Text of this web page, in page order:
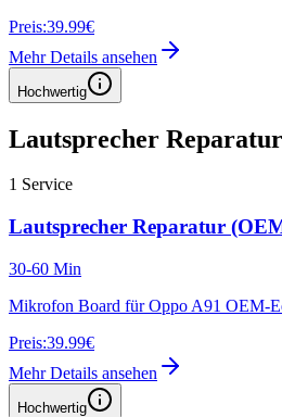
Preis:39.99€
Mehr Details ansehen
Hochwertig
Lautsprecher Reparatur
1 Service
Lautsprecher Reparatur
30-60 Min
Mikrofon Board für Oppo A91 OEM-
Preis:39.99€
Mehr Details ansehen
Hochwertig